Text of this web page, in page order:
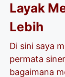
Layak
Lebih
Di sini saya
permata
bagaimana